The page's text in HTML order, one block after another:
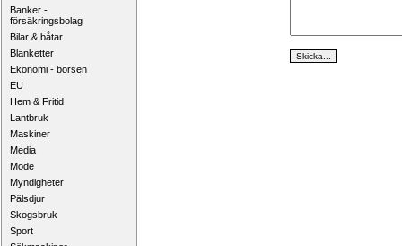
Banker -
försäkringsbolag
Bilar & båtar
Blanketter
Ekonomi - börsen
EU
Hem & Fritid
Lantbruk
Maskiner
Media
Mode
Myndigheter
Pälsdjur
Skogsbruk
Sport